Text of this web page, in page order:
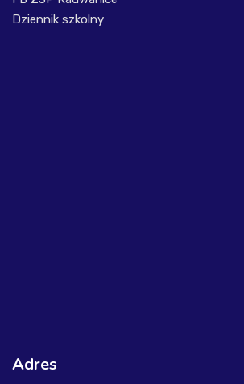
Dziennik szkolny
Adres